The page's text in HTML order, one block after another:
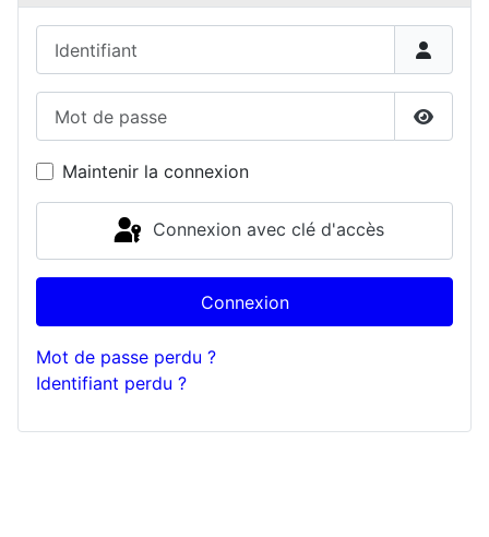
Maintenir la connexion
Connexion avec clé d'accès
Connexion
Mot de passe perdu ?
Identifiant perdu ?